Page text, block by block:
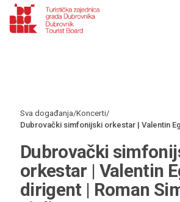
Sva događanja/Koncerti/
Dubrovački
orkestar | Valentin
dirigent | Roman